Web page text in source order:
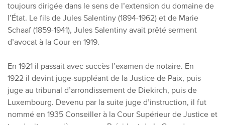
toujours dirigée dans le sens de l’extension du domaine de
l’État. Le fils de Jules Salentiny (1894-1962) et de Marie
Schaaf (1859-1941), Jules Salentiny avait prêté serment
d’avocat à la Cour en 1919.
En 1921 il passait avec succès l’examen de notaire. En
1922 il devint juge-suppléant de la Justice de Paix, puis
juge au tribunal d’arrondissement de Diekirch, puis de
Luxembourg. Devenu par la suite juge d’instruction, il fut
nommé en 1935 Conseiller à la Cour Supérieur de Justice et